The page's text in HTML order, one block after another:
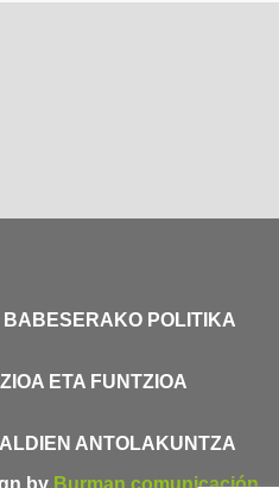
POLITIKA
ETA FUNTZIOA
ANTOLAKUNTZA
by Burman comunicación